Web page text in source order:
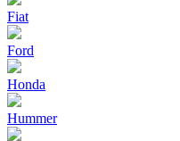
Fiat
Ford
Honda
Hummer